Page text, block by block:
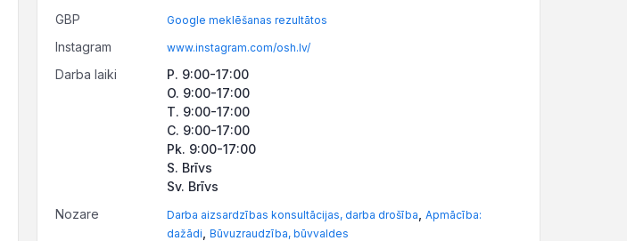
GBP Google meklēšanas rezultātos
Instagram www.instagram.com/osh.lv/
Darba laiki
P. 9:00-17:00
O. 9:00-17:00
T. 9:00-17:00
C. 9:00-17:00
Pk. 9:00-17:00
S. Brīvs
Sv. Brīvs
Nozare
Darba aizsardzības konsultācijas, darba drošība Apmācība:
dažādi Būvuzraudzība, būvvaldes